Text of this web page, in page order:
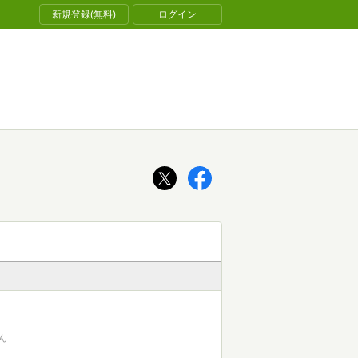
新規登録(無料) ログイン